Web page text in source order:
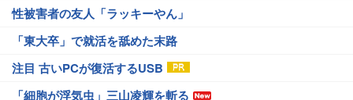
性被害者の友人「ラッキーやん」
「東大卒」で就活を舐めた末路
注目 古いPCが復活するUSB
「細胞が浮気虫」三山凌輝を斬る